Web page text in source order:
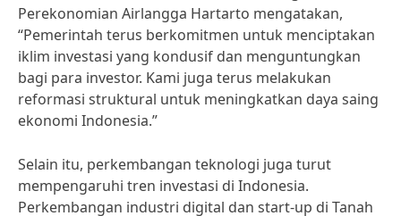
Perekonomian Airlangga Hartarto mengatakan,
“Pemerintah terus berkomitmen untuk menciptakan
iklim investasi yang kondusif dan menguntungkan
bagi para investor. Kami juga terus melakukan
reformasi struktural untuk meningkatkan daya saing
ekonomi Indonesia.”
Selain itu, perkembangan teknologi juga turut
mempengaruhi tren investasi di Indonesia.
Perkembangan industri digital dan start-up di Tanah